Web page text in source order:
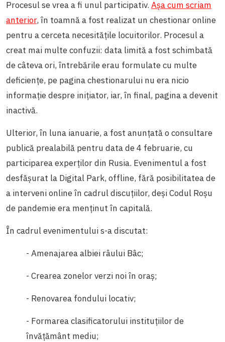
Procesul se vrea a fi unul participativ. Așa cum scriam
anterior, în toamnă a fost realizat un chestionar online
pentru a cerceta necesitățile locuitorilor. Procesul a
creat mai multe confuzii: data limită a fost schimbată
de câteva ori, întrebările erau formulate cu multe
deficiențe, pe pagina chestionarului nu era nicio
informație despre inițiator, iar, în final, pagina a devenit
inactivă.
Ulterior, în luna ianuarie, a fost anunțată o consultare
publică prealabilă pentru data de 4 februarie, cu
participarea experților din Rusia. Evenimentul a fost
desfășurat la Digital Park, offline, fără posibilitatea de
a interveni online în cadrul discuțiilor, deși Codul Roșu
de pandemie era menținut în capitală.
În cadrul evenimentului s-a discutat:
- Amenajarea albiei râului Bâc;
- Crearea zonelor verzi noi în oraș;
- Renovarea fondului locativ;
- Formarea clasificatorului instituțiilor de
învățământ mediu;